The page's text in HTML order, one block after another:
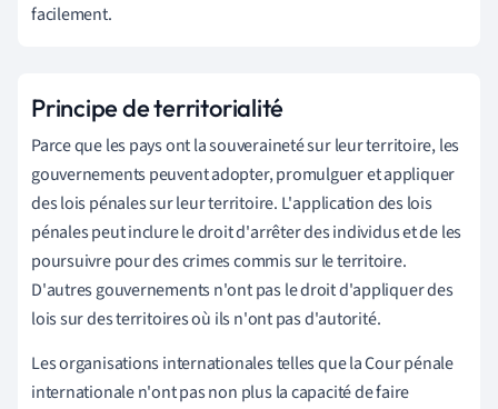
facilement.
Principe de territorialité
Parce que les pays ont la souveraineté sur leur territoire, les
gouvernements peuvent adopter, promulguer et appliquer
des lois pénales sur leur territoire. L'application des lois
pénales peut inclure le droit d'arrêter des individus et de les
poursuivre pour des crimes commis sur le territoire.
D'autres gouvernements n'ont pas le droit d'appliquer des
lois sur des territoires où ils n'ont pas d'autorité.
Les organisations internationales telles que la Cour pénale
internationale n'ont pas non plus la capacité de faire